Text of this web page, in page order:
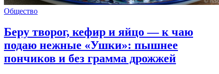
Общество
Беру творог, кефир и яйцо — к чаю
подаю нежные «Ушки»: пышнее
пончиков и без грамма дрожжей